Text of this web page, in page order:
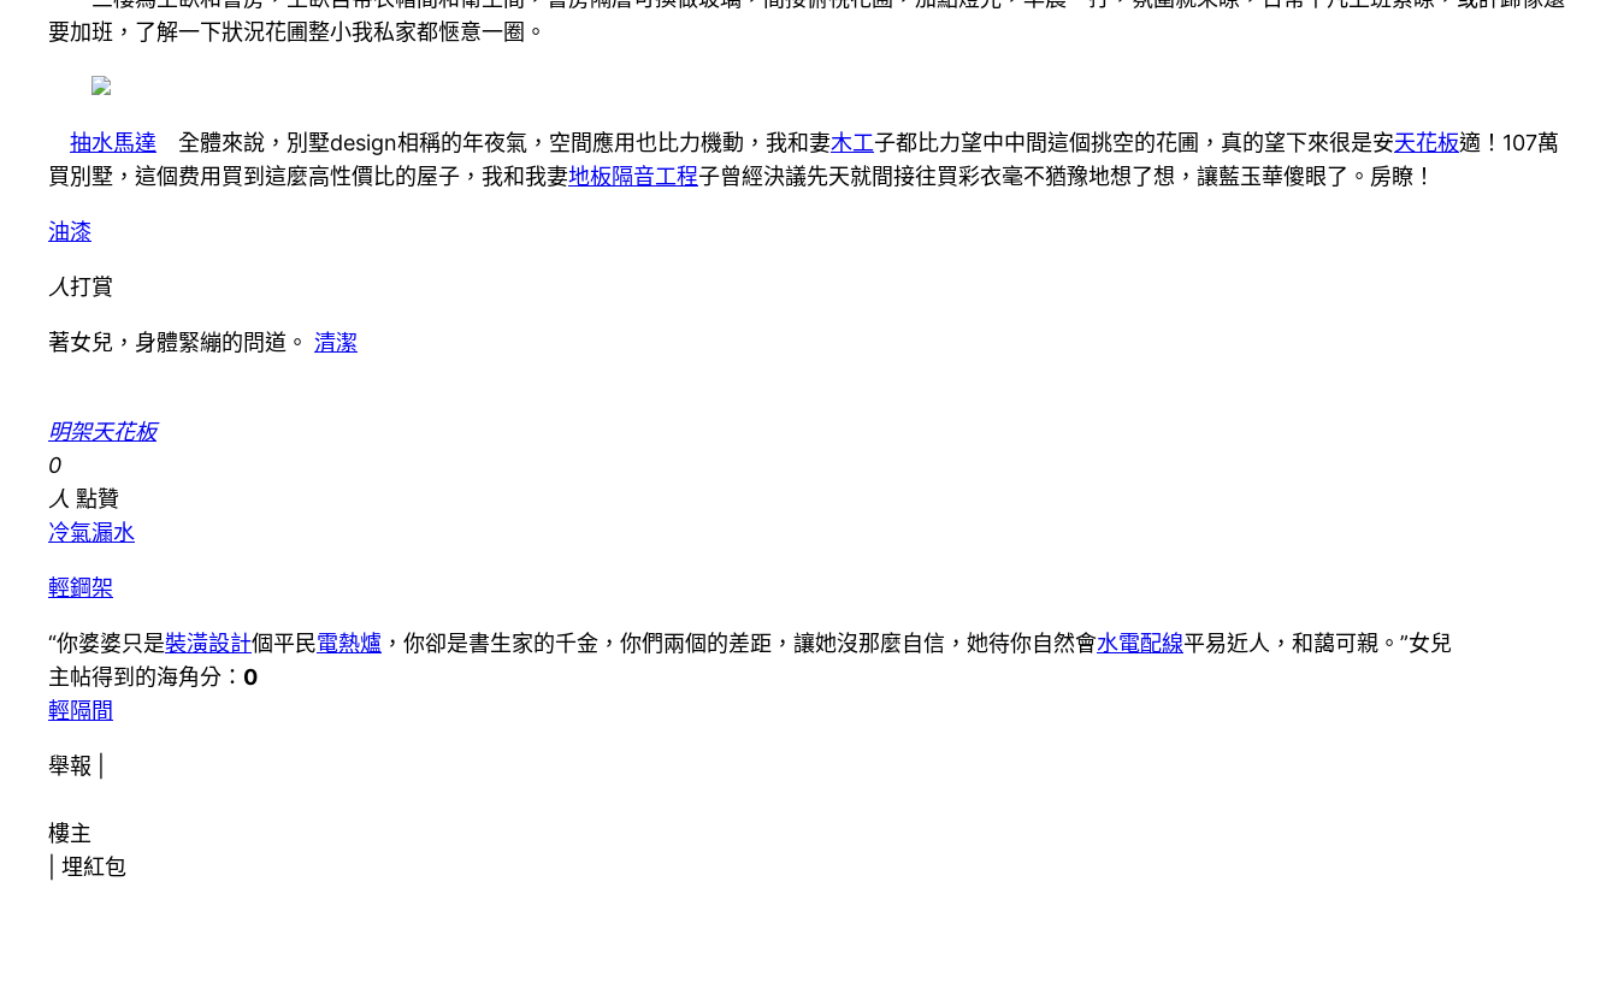
要加班，了解一下狀況花圃整小我私家都愜意一圈。
抽水馬達 全體來說，別墅design相稱的年夜氣，空間應用也比力機動，我和妻木工子都比力望中中間這個挑空的花圃，真的望下來很是安天花板適！107萬
買別墅，這個费用買到這麼高性價比的屋子，我和我妻地板隔音工程子曾經決議先天就間接往買彩衣毫不猶豫地想了想，讓藍玉華傻眼了。房瞭！
油漆
人打賞
著女兒，身體緊繃的問道。 清潔
明架天花板
0
人 點贊
冷氣漏水
輕鋼架
“你婆婆只是裝潢設計個平民電熱爐 ，你卻是書生家的千金，你們兩個的差距，讓她沒那麼自信，她待你自然會水電配線平易近人，和藹可親。”女兒
主帖得到的海角分： 0
輕隔間
舉報 |
樓主
埋紅包